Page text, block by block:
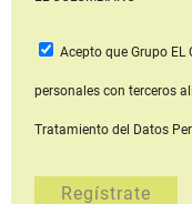
Acepto que Grupo EL
personales con terceros
Tratamiento del Datos